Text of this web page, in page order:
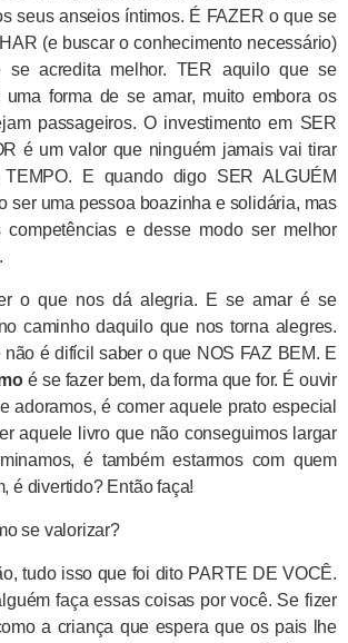
seus anseios íntimos. É FAZER o que se
(e buscar o conhecimento necessário)
acredita melhor. TER aquilo que se
uma forma de se amar, muito embora os
passageiros. O investimento em SER
é um valor que ninguém jamais vai tirar
E quando digo SER ALGUÉM
ser uma pessoa boazinha e solidária, mas
competências e desse modo ser melhor
o que nos dá alegria. E se amar é se
caminho daquilo que nos torna alegres.
não é difícil saber o que NOS FAZ BEM. E
é se fazer bem, da forma que for. É ouvir
adoramos, é comer aquele prato especial
aquele livro que não conseguimos largar
é também estarmos com quem
é divertido? Então faça!
se valorizar?
tudo isso que foi dito PARTE DE VOCÊ.
faça essas coisas por você. Se fizer
a criança que espera que os pais lhe